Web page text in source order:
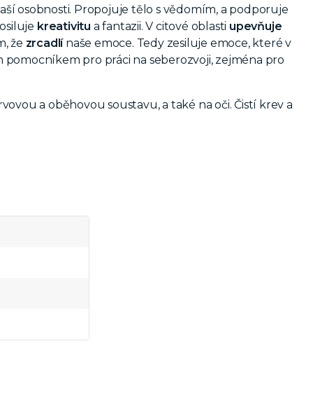
osobnosti. Propojuje tělo s vědomím, a podporuje
kreativitu a fantazii. V citové oblasti upevňuje
že zrcadlínaše emoce. Tedy zesiluje emoce, které v
pro práci na seberozvoji, zejména pro
a oběhovou soustavu, a také na oči. Čistí krev a